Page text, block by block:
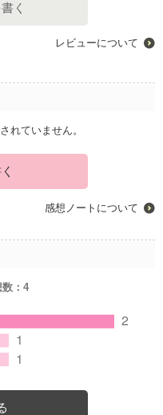
く
レビューについて
れていません。
感想ノートについて
： 4